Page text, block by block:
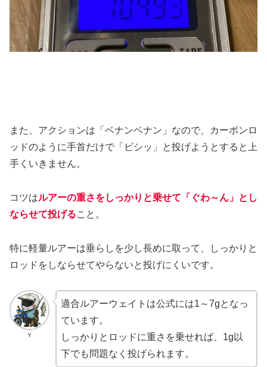
また、アクションは「ベナンベナン」なので、カーボンロ
ッドのように手首だけで「ビシッ」と投げようとすると上
手くいきません。
コツはルアーの重さをしっかりと乗せて「ぐわ～ん」とし
ならせて投げること。
特に軽量ルアーは垂らしを少し長めに取って、しっかりと
ロッドをしならせてやらないと投げにくいです。
Y
適合ルアーウェイトは公式には1～7gとなっ
ています。
しっかりとロッドに重さを乗せれば、1g以
下でも問題なく投げられます。